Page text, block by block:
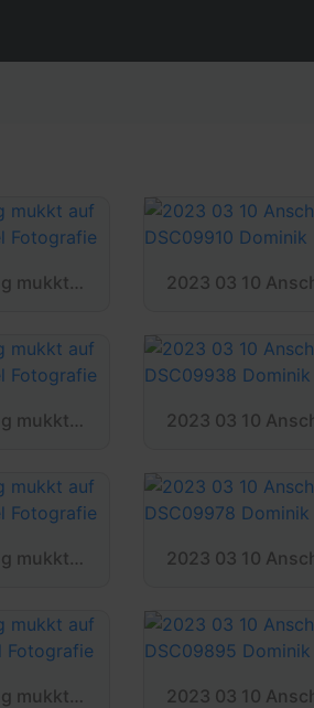
2023 03 10 Anschoering mukkt auf DSC00004 Dominik Riedel Fotografie
2023 03 10 Anschoering mukkt auf DSC09884 Dominik Riedel Fotografie
2023 03 10 Anschoering mukkt auf DSC09986 Dominik Riedel Fotografie
2023 03 10 Anschoering mukkt auf DSC00012 Dominik Riedel Fotografie